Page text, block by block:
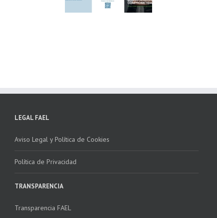
Córdoba, colaboran
LEGAL FAEL
Aviso Legal y Política de Cookies
Política de Privacidad
TRANSPARENCIA
Transparencia FAEL